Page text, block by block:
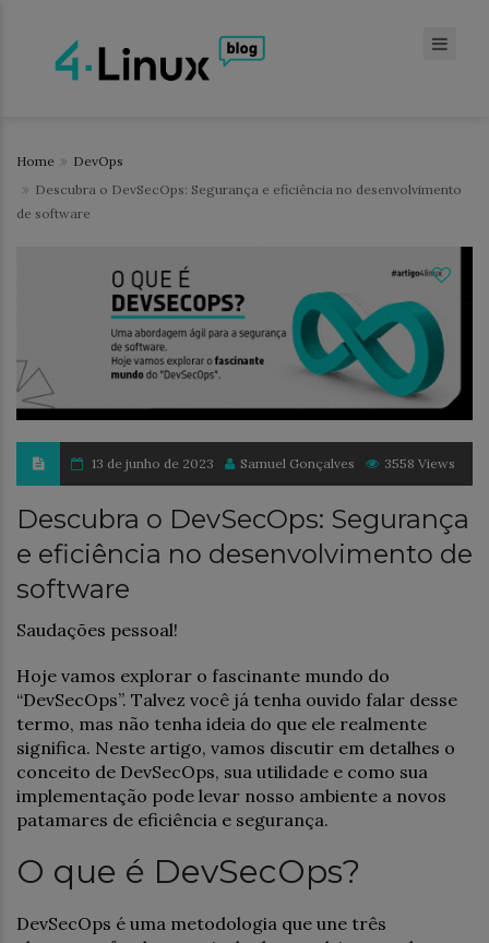
Home
DevOps
Descubra o DevSecOps: Segurança e eficiência no desenvolvimento
de software
13 de junho de 2023 Samuel Gonçalves 3558 Views
Descubra o DevSecOps: Segurança
e eficiência no desenvolvimento de
software
Saudações pessoal!
Hoje vamos explorar o fascinante mundo do
“DevSecOps”. Talvez você já tenha ouvido falar desse
termo, mas não tenha ideia do que ele realmente
significa. Neste artigo, vamos discutir em detalhes o
conceito de DevSecOps, sua utilidade e como sua
implementação pode levar nosso ambiente a novos
patamares de eficiência e segurança.
O que é DevSecOps?
DevSecOps é uma metodologia que une três